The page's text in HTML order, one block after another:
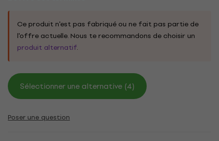
Ce produit n'est pas fabriqué ou ne fait pas partie de
l'offre actuelle. Nous te recommandons de choisir un
produit alternatif.
Sélectionner une alternative (4)
Poser une question